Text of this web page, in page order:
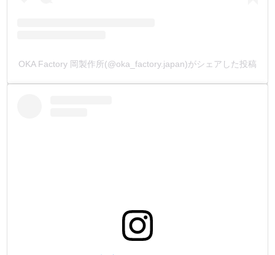
OKA Factory 岡製作所(@oka_factory.japan)がシェアした投稿